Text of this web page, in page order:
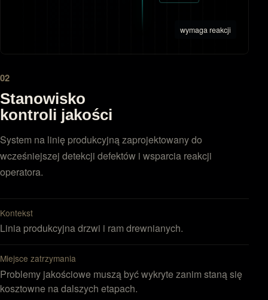
wymaga reakcji
02
Stanowisko
kontroli jakości
System na linię produkcyjną zaprojektowany do
wcześniejszej detekcji defektów i wsparcia reakcji
operatora.
Kontekst
Linia produkcyjna drzwi i ram drewnianych.
Miejsce zatrzymania
Problemy jakościowe muszą być wykryte zanim staną się
kosztowne na dalszych etapach.